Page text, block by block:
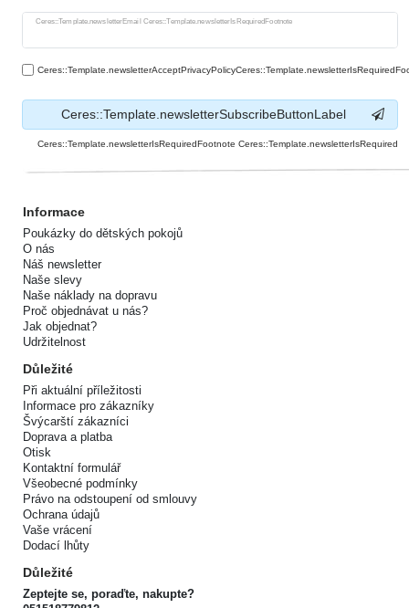
Ceres::Template.newsletterEmail Ceres::Template.newsletterIsRequiredFootnote
Ceres::Template.newsletterHoneypotLabel
Ceres::Template.newsletterSubscribeButtonLabel
Ceres::Template.newsletterIsRequiredFootnote Ceres::Template.newsletterIsRequired
Informace
Poukázky do dětských pokojů
O nás
Náš newsletter
Naše slevy
Naše náklady na dopravu
Proč objednávat u nás?
Jak objednat?
Udržitelnost
Důležité
Při aktuální příležitosti
Informace pro zákazníky
Švýcarští zákazníci
Doprava a platba
Otisk
Kontaktní formulář
Všeobecné podmínky
Právo na odstoupení od smlouvy
Ochrana údajů
Vaše vrácení
Dodací lhůty
Důležité
Zeptejte se, poraďte, nakupte?